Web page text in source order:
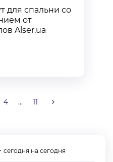
для спальни со
от
Alser.ua
4 ... 11
сегодня на сегодня